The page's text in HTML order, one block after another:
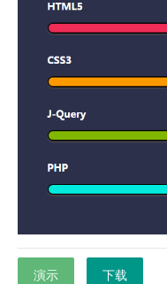
演示 下载